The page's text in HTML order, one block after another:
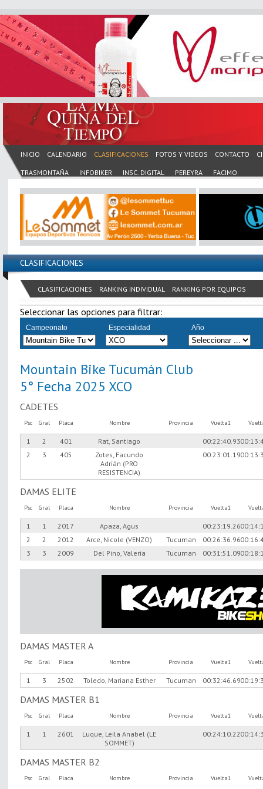
INICIO CALENDARIO CLASIFICACIONES FOTOS Y VIDEOS CONTACTO
TRASMONTAÑA INFOBIKER INSC. DIGITAL PEREYRA FACIMO
CLASIFICACIONES
CLASIFICACIONES RANKING INDIVIDUAL RANKING POR EQUIPOS
Seleccionar las opciones para filtrar:
Campeonato Especialidad Año
Mountain Bike Tucumán Club
5° Fecha 2025 XCO
CADETES
Psc Gral Placa Nombre Provincia Vuelta1
1 2 401 Rat, Santiago 00:22:40.93
2
3 405
Zotes, Facundo
Adrián (PRO
RESISTENCIA)
00:23:01.19
DAMAS ELITE
Psc Gral Placa Nombre Provincia Vuelta1
1 1 2017 Apaza, Agus 00:23:19.26
2
2 2012 Arce, Nicole (VENZO) Tucuman 00:26:36.96
3
3 2009 Del Pino, Valeria Tucuman 00:31:51.09
DAMAS MASTER A
Psc Gral Placa Nombre Provincia Vuelta1
1 3 2502 Toledo, Mariana Esther Tucuman 00:32:46.69
DAMAS MASTER B1
Psc Gral Placa Nombre Provincia Vuelta1
1 1 2601
Luque, Leila Anabel (LE
SOMMET)
00:24:10.22
DAMAS MASTER B2
Psc Gral Placa Nombre Provincia Vuelta1